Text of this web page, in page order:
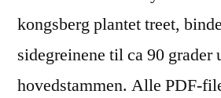
kongsberg plantet treet,
sidegreinene til ca 90 grader
hovedstammen. Alle PDF-